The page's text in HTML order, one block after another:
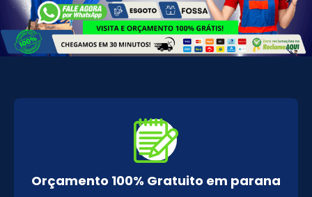
Orçamento 100% Gratuito em parana